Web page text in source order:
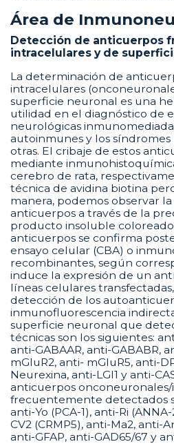
Área de
Detección de anticuerpos
intracelulares y de
La determinación de
intracelulares
superficie neuronal es una
utilidad en el diagnóstico de
neurológicas
autoinmunes y los síndromes
otras. El cribaje de estos
mediante
cerebro de rata,
técnica de avidina biotina
manera, podemos observar
anticuerpos a través de la
producto insoluble
anticuerpos se confirma
ensayo celular (CBA) o
recombinantes, según
induce la expresión de un
líneas celulares
detección de los
inmunofluorescencia
superficie neuronal que
técnicas son los siguientes:
anti-GABAAR, anti-GABABR,
mGluR2, anti- mGluR5, anti-
Neurexina, anti-LGI1 y anti-
anticuerpos
frecuentemente detectados
anti-Yo (PCA-1), anti-Ri
CV2 (CRMP5), anti-Ma2, anti-
anti-GFAP, anti-GAD65/67 y